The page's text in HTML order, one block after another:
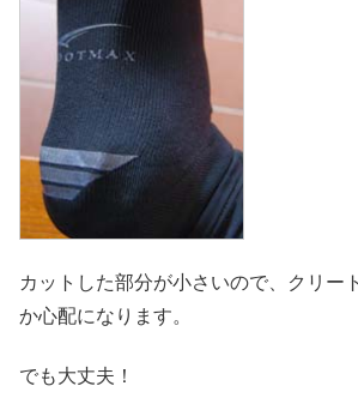
カットした部分が小さいので、クリー
か心配になります。
でも大丈夫！